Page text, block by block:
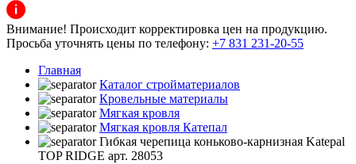
Внимание! Происходит корректировка цен на продукцию.
Просьба уточнять цены по телефону: +7 831 231-20-55
Главная
Каталог стройматериалов
Кровельные материалы
Мягкая кровля
Мягкая кровля Катепал
Гибкая черепица коньково-карнизная Katepal
TOP RIDGE арт. 28053